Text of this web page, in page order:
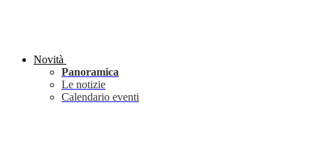
Novità
Panoramica
Le notizie
Calendario eventi